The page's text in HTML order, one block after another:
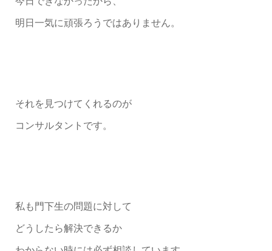
明日一気に頑張ろうではありません。
それを見つけてくれるのが
コンサルタントです。
私も門下生の問題に対して
どうしたら解決できるか